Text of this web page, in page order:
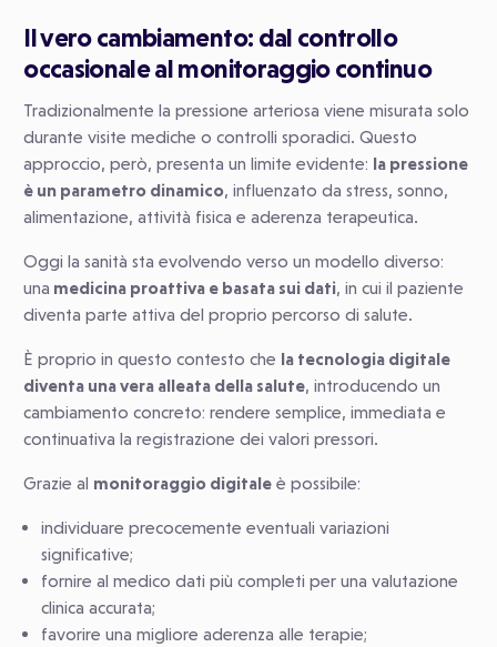
Il vero cambiamento: dal controllo
occasionale al monitoraggio continuo
Tradizionalmente la pressione arteriosa viene misurata solo
durante visite mediche o controlli sporadici. Questo
approccio, però, presenta un limite evidente: la pressione
è un parametro dinamico, influenzato da stress, sonno,
alimentazione, attività fisica e aderenza terapeutica.
Oggi la sanità sta evolvendo verso un modello diverso:
una medicina proattiva e basata sui dati, in cui il paziente
diventa parte attiva del proprio percorso di salute.
È proprio in questo contesto che la tecnologia digitale
diventa una vera alleata della salute, introducendo un
cambiamento concreto: rendere semplice, immediata e
continuativa la registrazione dei valori pressori.
Grazie al monitoraggio digitale è possibile:
individuare precocemente eventuali variazioni
significative;
fornire al medico dati più completi per una valutazione
clinica accurata;
favorire una migliore aderenza alle terapie;